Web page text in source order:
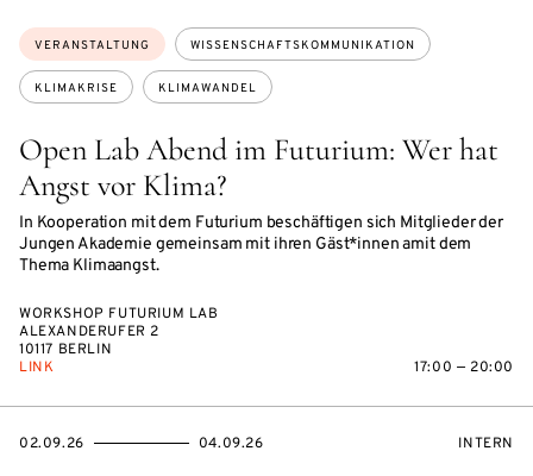
Open Lab Abend im Futurium: Wer hat
Angst vor Klima?
In Kooperation mit dem Futurium beschäftigen sich Mitglieder der
Jungen Akademie gemeinsam mit ihren Gäst*innen amit dem
Thema Klimaangst.
Themen:
VERANSTALTUNG WISSENSCHAFTSKOMMUNIKATION
KLIMAKRISE KLIMAWANDEL
WORKSHOP FUTURIUM LAB
ALEXANDERUFER 2
10117 BERLIN
LINK
17:00 — 20:00
EVENTBEGINSON
02.09.26
EVENTENDSON 04.09.26 INTERN